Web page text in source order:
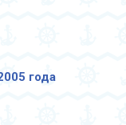
года